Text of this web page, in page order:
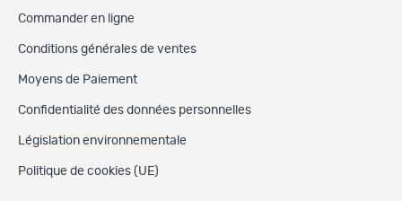
Commander en ligne
Conditions générales de ventes
Moyens de Paiement
Confidentialité des données personnelles
Législation environnementale
Politique de cookies (UE)